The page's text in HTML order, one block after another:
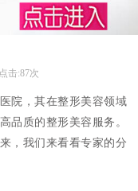
击:87次
院，其在整形美容领域
品质的整形美容服务。
，我们来看看专家的分